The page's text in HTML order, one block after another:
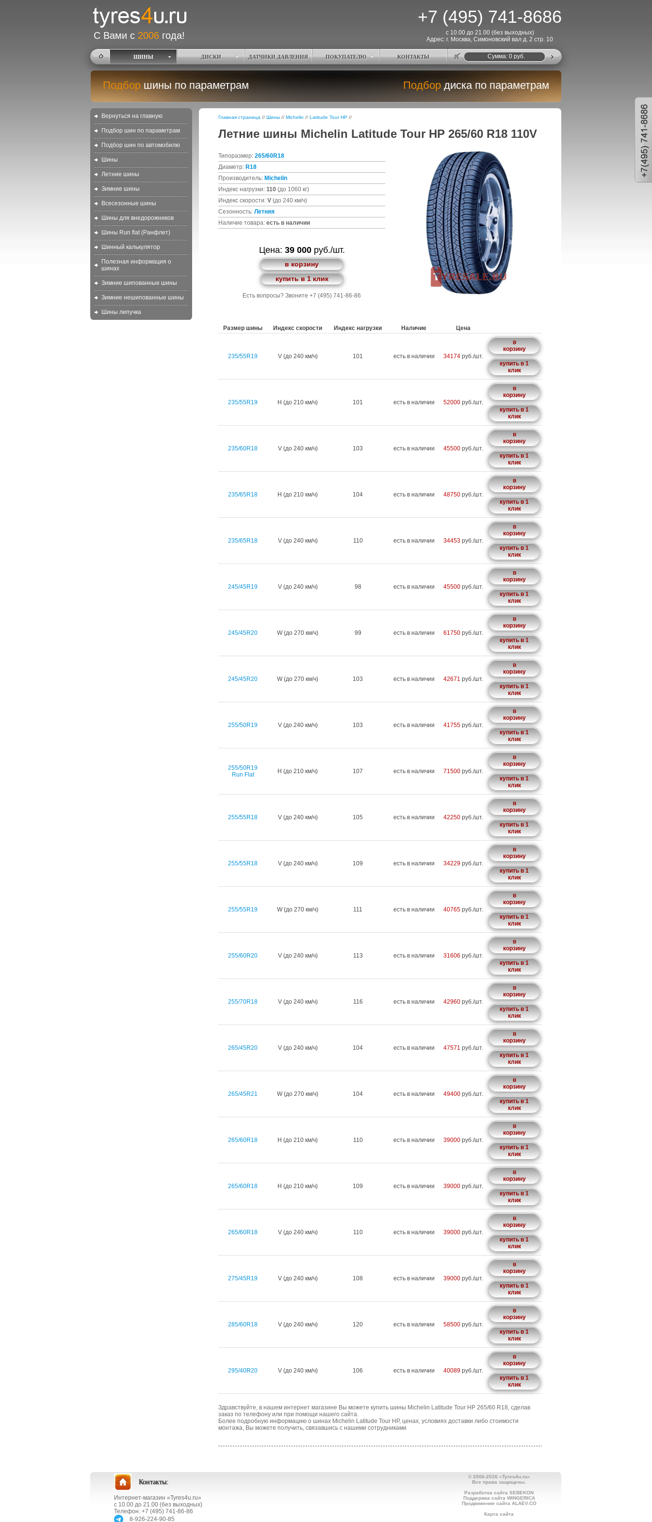
+7 (495) 741-8686
С Вами с 2006 года!
с 10.00 до 21.00 (без выходных)
Адрес: г. Москва, Симоновский вал д. 2 стр. 10
ШИНЫ ДИСКИ ДАТЧИКИ ДАВЛЕНИЯ ПОКУПАТЕЛЮ КОНТАКТЫ Cумма: 0руб.
Подбор шины по параметрам Подбор диска по параметрам
Вернуться на главную
Подбор шин по параметрам
Подбор шин по автомобилю
Шины
Летние шины
Зимние шины
Всесезонные шины
Шины для внедорожников
Шины Run flat (Ранфлет)
Шинный калькулятор
Полезная информация о
шинах
Зимние шипованные шины
Зимние нешипованные шины
Шины липучка
Главная страница // Шины // Michelin // Latitude Tour HP //
Летние шины Michelin Latitude Tour HP 265/60 R18 110V
Типоразмер: 265/60R18
Диаметр: R18
Производитель: Michelin
Индекс нагрузки: 110 (до 1060 кг)
Индекс скорости: V (до 240 км/ч)
Сезонность: Летняя
Наличие товара: есть в наличии
Цена: 39 000руб./шт.
в корзину
купить в 1 клик
Есть вопросы? Звоните +7 (495) 741-86-86
Размер шины Индекс скорости Индекс нагрузки Наличие Цена
235/55R19 V (до 240 км/ч) 101 есть в наличии 34174 руб./шт.
в
корзину
купить в 1
клик
235/55R19 H (до 210 км/ч) 101 есть в наличии 52000 руб./шт.
в
корзину
купить в 1
клик
235/60R18 V (до 240 км/ч) 103 есть в наличии 45500 руб./шт.
в
корзину
купить в 1
клик
235/65R18 H (до 210 км/ч) 104 есть в наличии 48750 руб./шт.
в
корзину
купить в 1
клик
235/65R18 V (до 240 км/ч) 110 есть в наличии 34453 руб./шт.
в
корзину
купить в 1
клик
245/45R19 V (до 240 км/ч) 98 есть в наличии 45500 руб./шт.
в
корзину
купить в 1
клик
245/45R20 W (до 270 км/ч) 99 есть в наличии 61750 руб./шт.
в
корзину
купить в 1
клик
245/45R20 W (до 270 км/ч) 103 есть в наличии 42671 руб./шт.
в
корзину
купить в 1
клик
255/50R19 V (до 240 км/ч) 103 есть в наличии 41755 руб./шт.
в
корзину
купить в 1
клик
255/50R19
Run Flat
H (до 210 км/ч) 107 есть в наличии 71500 руб./шт.
в
корзину
купить в 1
клик
255/55R18 V (до 240 км/ч) 105 есть в наличии 42250 руб./шт.
в
корзину
купить в 1
клик
255/55R18 V (до 240 км/ч) 109 есть в наличии 34229 руб./шт.
в
корзину
купить в 1
клик
255/55R19 W (до 270 км/ч) 111 есть в наличии 40765 руб./шт.
в
корзину
купить в 1
клик
255/60R20 V (до 240 км/ч) 113 есть в наличии 31606 руб./шт.
в
корзину
купить в 1
клик
255/70R18 V (до 240 км/ч) 116 есть в наличии 42960 руб./шт.
в
корзину
купить в 1
клик
265/45R20 V (до 240 км/ч) 104 есть в наличии 47571 руб./шт.
в
корзину
купить в 1
клик
265/45R21 W (до 270 км/ч) 104 есть в наличии 49400 руб./шт.
в
корзину
купить в 1
клик
265/60R18 H (до 210 км/ч) 110 есть в наличии 39000 руб./шт.
в
корзину
купить в 1
клик
265/60R18 H (до 210 км/ч) 109 есть в наличии 39000 руб./шт.
в
корзину
купить в 1
клик
265/60R18 V (до 240 км/ч) 110 есть в наличии 39000 руб./шт.
в
корзину
купить в 1
клик
275/45R19 V (до 240 км/ч) 108 есть в наличии 39000 руб./шт.
в
корзину
купить в 1
клик
285/60R18 V (до 240 км/ч) 120 есть в наличии 58500 руб./шт.
в
корзину
купить в 1
клик
295/40R20 V (до 240 км/ч) 106 есть в наличии 40089 руб./шт.
в
корзину
купить в 1
клик
Здравствуйте, в нашем интернет магазине Вы можете купить шины Michelin Latitude Tour HP 265/60 R18, сделав
заказ по телефону или при помощи нашего сайта.
Более подробную информацию о шинах Michelin Latitude Tour HP, ценах, условиях доставки либо стоимости
монтажа, Вы можете получить, связавшись с нашими сотрудниками
Контакты:
Интернет-магазин «Tyres4u.ru»
с 10.00 до 21.00 (без выходных)
Телефон: +7 (495) 741-86-86
8-926-224-90-85
© 2006-2026 «Tyres4u.ru»
Все права защищены.
Разработка сайта SEBEKON
Поддержка сайта WINGERICA
Продвижение сайта ALAEV.CO
Карта сайта